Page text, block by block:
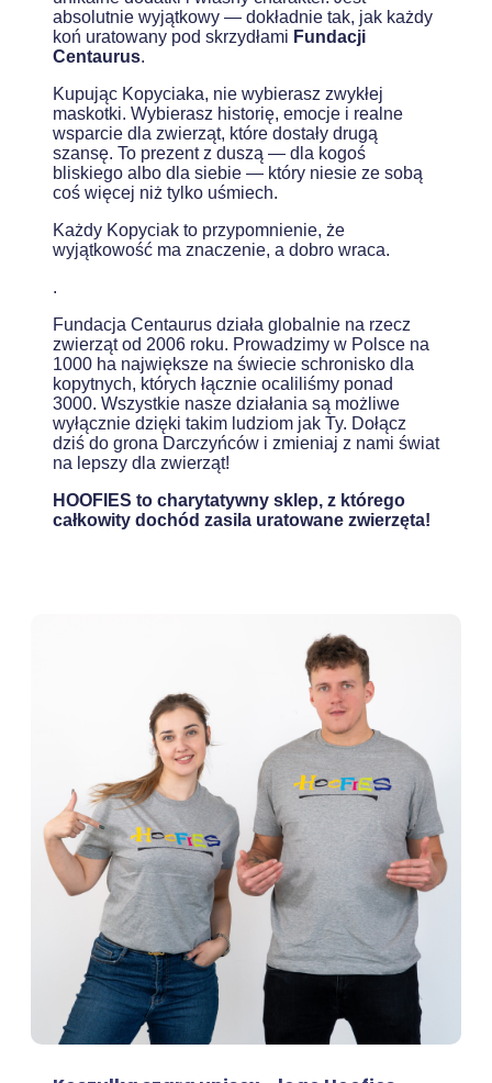
absolutnie wyjątkowy — dokładnie tak, jak każdy
koń uratowany pod skrzydłami Fundacji
Centaurus.
Kupując Kopyciaka, nie wybierasz zwykłej
maskotki. Wybierasz historię, emocje i realne
wsparcie dla zwierząt, które dostały drugą
szansę. To prezent z duszą — dla kogoś
bliskiego albo dla siebie — który niesie ze sobą
coś więcej niż tylko uśmiech.
Każdy Kopyciak to przypomnienie, że
wyjątkowość ma znaczenie, a dobro wraca.
.
Fundacja Centaurus działa globalnie na rzecz
zwierząt od 2006 roku. Prowadzimy w Polsce na
1000 ha największe na świecie schronisko dla
kopytnych, których łącznie ocaliliśmy ponad
3000. Wszystkie nasze działania są możliwe
wyłącznie dzięki takim ludziom jak Ty. Dołącz
dziś do grona Darczyńców i zmieniaj z nami świat
na lepszy dla zwierząt!
HOOFIES to charytatywny sklep, z którego
całkowity dochód zasila uratowane zwierzęta!